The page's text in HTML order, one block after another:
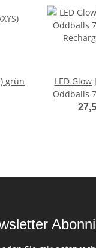
grün
LED
Oddballs